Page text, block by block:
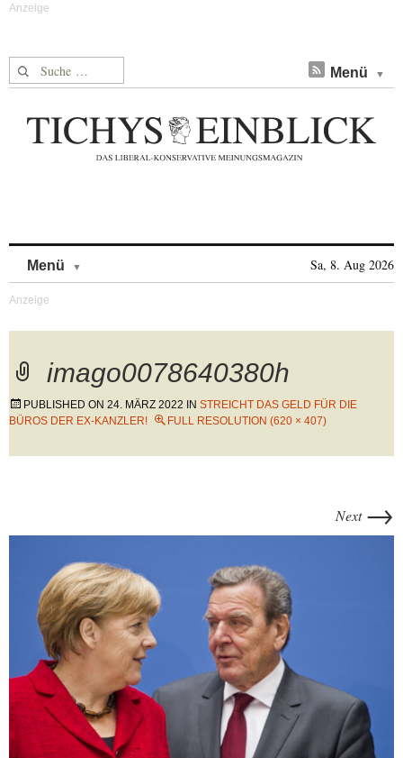
Suche nach: Menü
Menü Sa, 8. Aug 2026
imago0078640380h
PUBLISHED ON 24. MÄRZ 2022 IN STREICHT DAS GELD FÜR DIE
BÜROS DER EX-KANZLER!
FULL RESOLUTION (620 × 407)
Next →